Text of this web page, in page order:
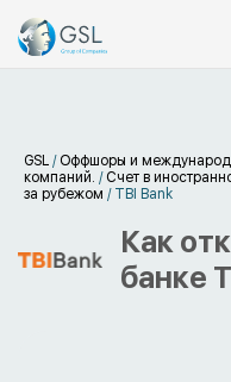
GSL / Оффшоры и
компаний. / Счет в
за рубежом / TBI Bank
Как
банке